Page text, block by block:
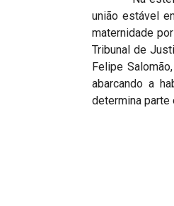
união estável
maternidade
Tribunal de
Felipe
abarcando a
determina parte